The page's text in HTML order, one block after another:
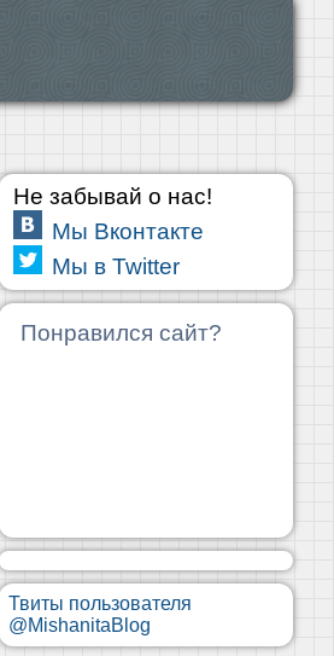
Не забывай о нас!
Мы Вконтакте
Мы в Twitter
Понравился сайт?
Твиты пользователя
@MishanitaBlog